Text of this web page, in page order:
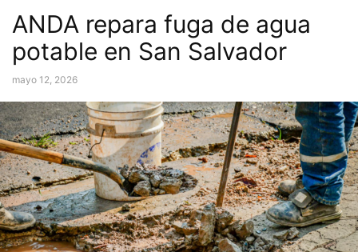
ANDA repara fuga de agua
potable en San Salvador
mayo 12, 2026